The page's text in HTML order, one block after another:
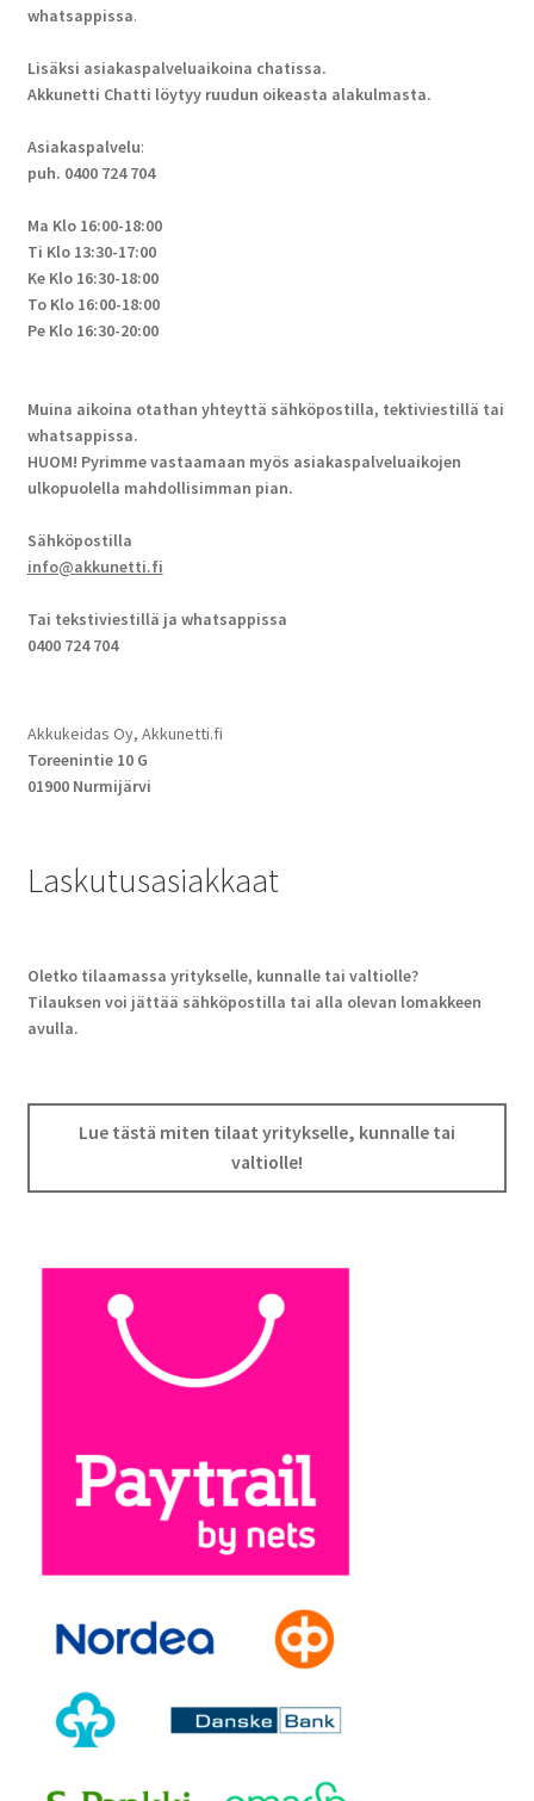
whatsappissa.
Lisäksi asiakaspalveluaikoina chatissa.
Akkunetti Chatti löytyy ruudun oikeasta alakulmasta.
Asiakaspalvelu:
puh. 0400 724 704
Ma Klo 16:00-18:00
Ti Klo 13:30-17:00
Ke Klo 16:30-18:00
To Klo 16:00-18:00
Pe Klo 16:30-20:00
Muina aikoina otathan yhteyttä sähköpostilla, tektiviestillä tai
whatsappissa.
HUOM! Pyrimme vastaamaan myös asiakaspalveluaikojen
ulkopuolella mahdollisimman pian.
Sähköpostilla
info@akkunetti.fi
Tai tekstiviestillä ja whatsappissa
0400 724 704
Akkukeidas Oy, Akkunetti.fi
Toreenintie 10 G
01900 Nurmijärvi
Laskutusasiakkaat
Oletko tilaamassa yritykselle, kunnalle tai valtiolle?
Tilauksen voi jättää sähköpostilla tai alla olevan lomakkeen
avulla.
Lue tästä miten tilaat yritykselle, kunnalle tai
valtiolle!